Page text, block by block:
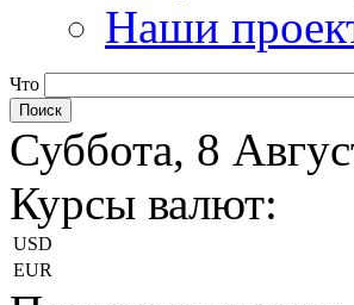
Наши
Что
Суббота, 8
Курсы валют:
USD
EUR